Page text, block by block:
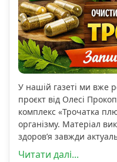
У нашій газеті ми вже
проєкт від Олесі
комплекс «Трочатка
організму. Матеріал
здоров’я завжди
Читати далі...